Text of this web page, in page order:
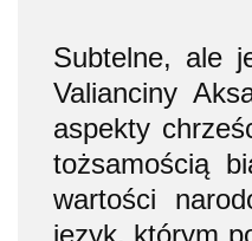
Subtelne, ale
Valianciny
aspekty
tożsamością
wartości
język, którym